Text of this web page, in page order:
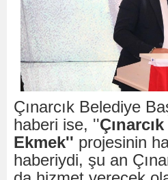
Çınarcık Belediye
haberi ise, ''
Ekmek'' projesinin
haberiydi, şu an